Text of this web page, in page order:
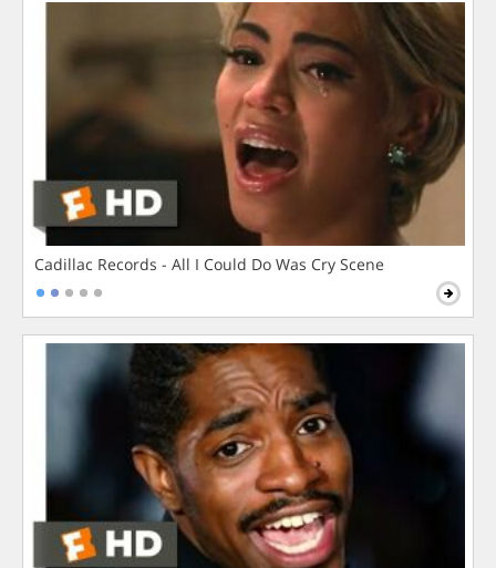
Cadillac Records - All I Could Do Was Cry Scene